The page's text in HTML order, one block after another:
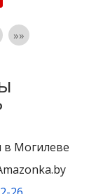
»»
Могилеве